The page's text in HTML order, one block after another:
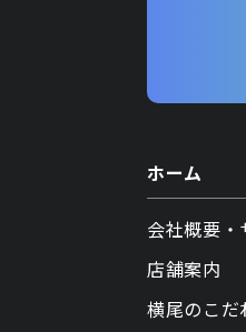
ホーム
会社概要
店舗案内
横尾のこだ